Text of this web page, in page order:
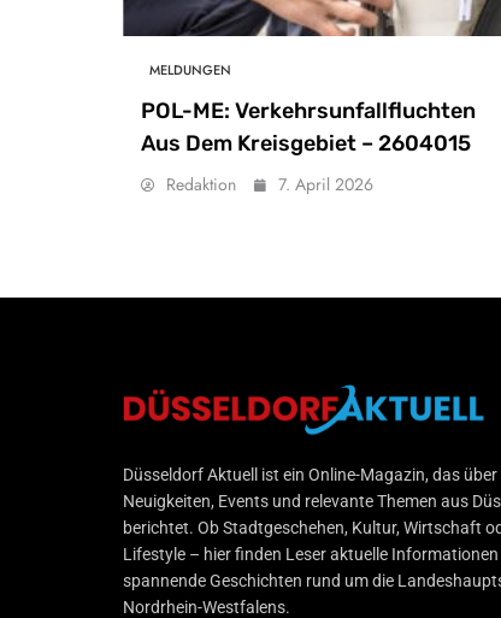
MELDUNGEN
POL-ME: Verkehrsunfallfluchten
Aus Dem Kreisgebiet – 2604015
Redaktion 7. April 2026
Düsseldorf Aktuell
Düsseldorf Aktuell ist ein Online-Magazin, das über
Neuigkeiten, Events und relevante Themen aus
berichtet. Ob Stadtgeschehen, Kultur, Wirtschaft
Lifestyle – hier finden Leser aktuelle Informationen
spannende Geschichten rund um die
Nordrhein-Westfalens.